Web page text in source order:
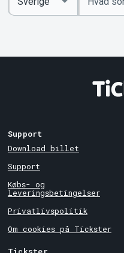
søgeord
Country
Support
Download billet
Support
Købs- og
leveringsbetingelser
Privatlivspolitik
Om cookies på Tickster
Tickster